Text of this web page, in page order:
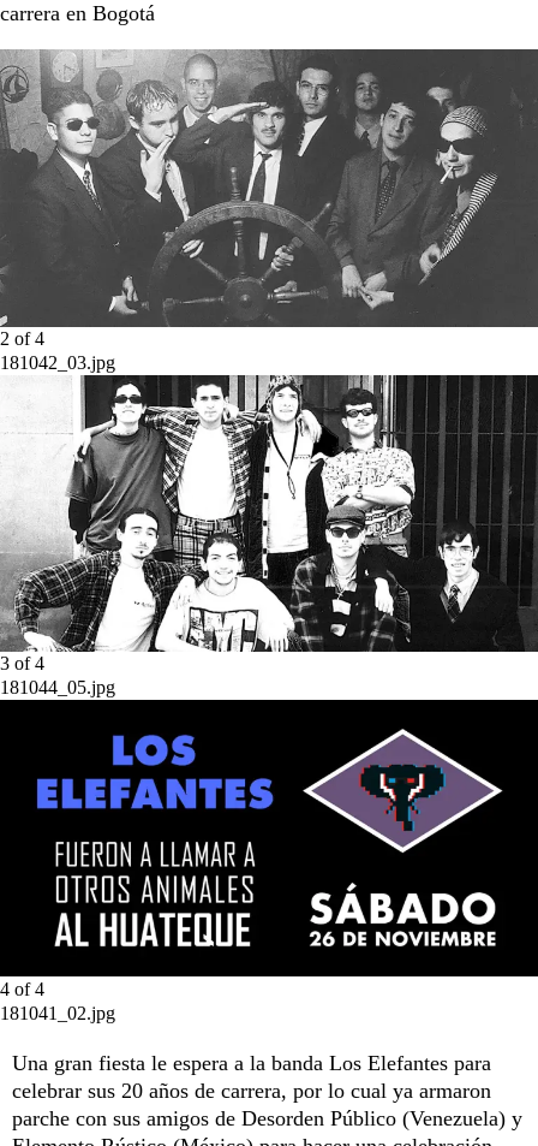
carrera en Bogotá
2 of4
181042_03.jpg
3 of4
181044_05.jpg
4 of4
181041_02.jpg
Una gran fiesta le espera a la banda Los Elefantes para
celebrar sus 20 años de carrera, por lo cual ya armaron
parche con sus amigos de Desorden Público (Venezuela) y